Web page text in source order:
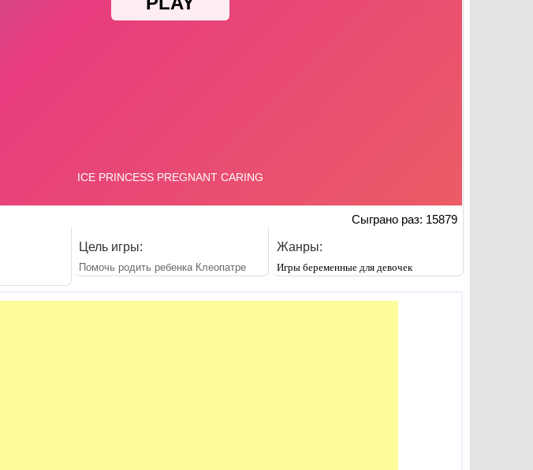
Сыграно раз: 15879
Цель игры:
Помочь родить ребенка Клеопатре
Жанры:
Игры беременные для девочек